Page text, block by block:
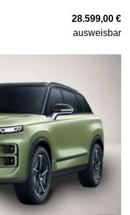
28.599,00 €
ausweisbar